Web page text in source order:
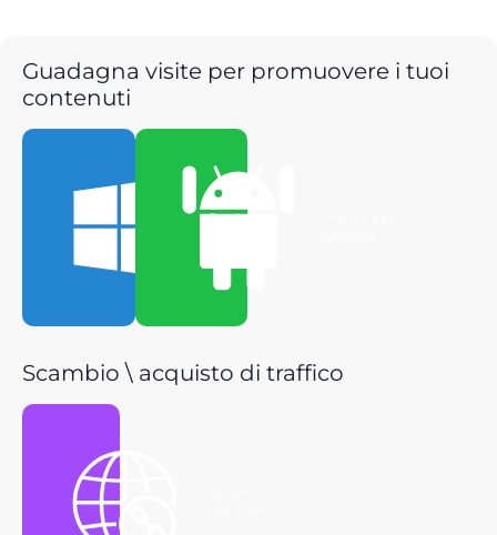
Guadagna visite per promuovere i tuoi
contenuti
Scarica per
Scambio \ acquisto di traffico